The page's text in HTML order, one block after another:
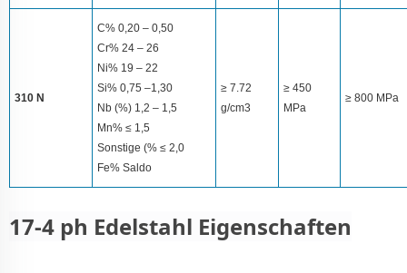
310 N
C% 0,20 – 0,50
Cr% 24 – 26
Ni% 19 – 22
Si% 0,75 –1,30
Nb (%) 1,2 – 1,5
Mn% ≤ 1,5
Sonstige (% ≤ 2,0
Fe% Saldo
≥ 7.72
g/cm3
≥ 450
MPa
≥ 800 MPa
17-4 ph Edelstahl Eigenschaften